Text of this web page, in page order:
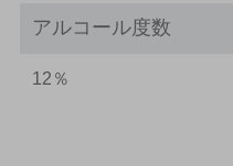
アルコール度数
12％